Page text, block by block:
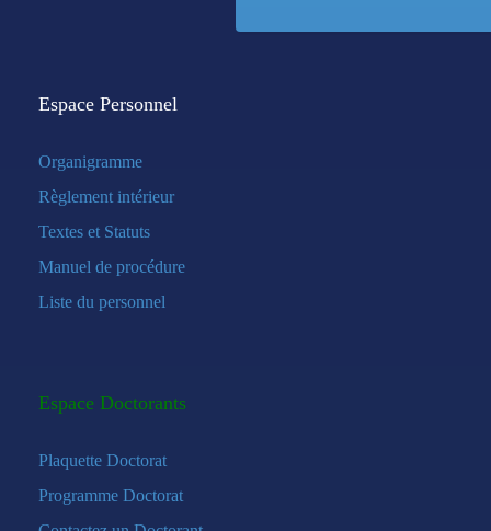
Espace Personnel
Organigramme
Règlement intérieur
Textes et Statuts
Manuel de procédure
Liste du personnel
Espace Doctorants
Plaquette Doctorat
Programme Doctorat